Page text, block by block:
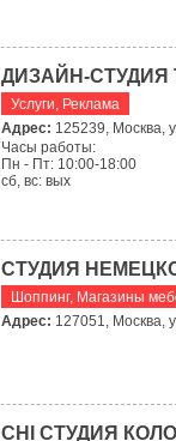
ДИЗАЙН-СТУДИЯ
Услуги, Реклама
Адрес: 125239, Москва,
Часы работы:
Пн - Пт: 10:00-18:00
сб, вс: вых
СТУДИЯ
Шоппинг, Магазины
Адрес: 127051, Москва,
CHI СТУДИЯ